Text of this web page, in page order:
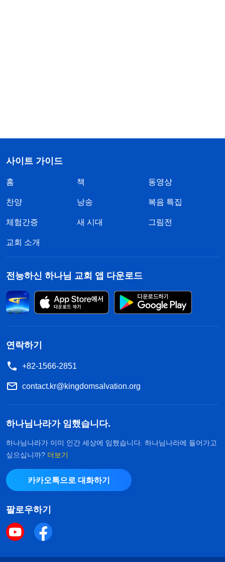
사이트 가이드
홈 책 동영상
찬양 낭송 복음 특집
체험간증 새 시대 그림전
교회 소개
전능하신 하나님 교회 앱 다운로드
연락하기
+82-1566-2851
contact.kr@kingdomsalvation.org
하나님나라가 임했습니다.
하나님나라가 이미 인간 세상에 임했습니다. 하나님나라에 들어가고
싶으십니까? 더보기
카카오톡으로 대화하기
팔로우하기